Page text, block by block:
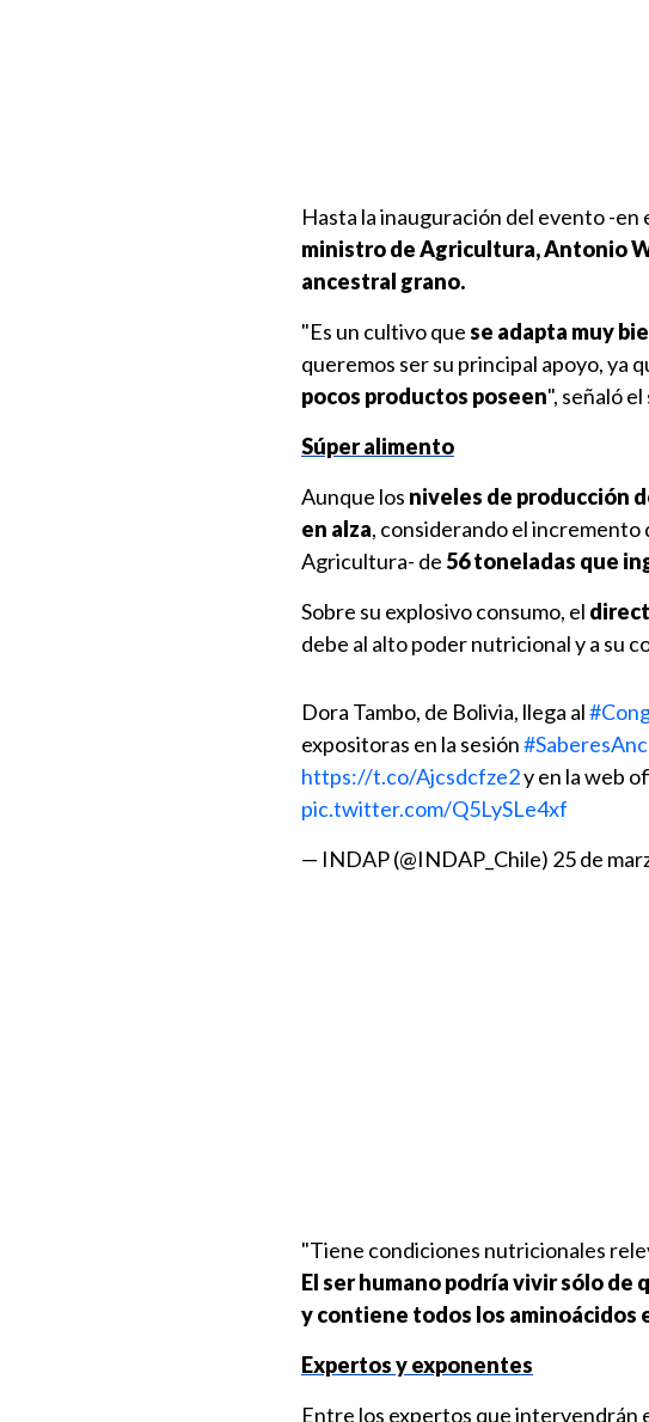
Hasta la inauguración del evento -
ministro de Agricultura, Antonio
ancestral grano.
"Es un cultivo quese adapta muy
queremos ser su principal apoyo, ya
pocos productos poseen", señaló
Súper alimento
Aunque los niveles de producción
en alza, considerando el
Agricultura- de 56 toneladas que
Sobre su explosivo consumo, el
debe al alto poder nutricional y a su
Dora Tambo, de Bolivia, llega al
expositoras en la sesión
https://t.co/Ajcsdcfze2y en la web
pic.twitter.com/Q5LySLe4xf
— INDAP (@INDAP_Chile) 25 de
"Tiene condiciones nutricionales
El ser humano podría vivir sólo de
y contiene todos los aminoácidos
Expertos y exponentes
Entre los expertos que intervendrán